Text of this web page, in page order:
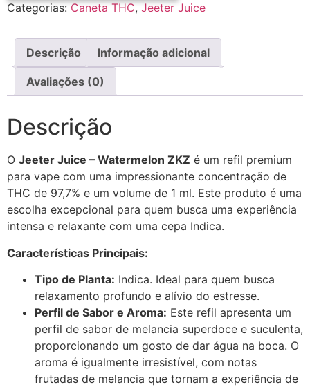
Categorias: Caneta THC, Jeeter Juice
Descrição Informação adicional
Avaliações (0)
Descrição
O Jeeter Juice – Watermelon ZKZ é um refil premium
para vape com uma impressionante concentração de
THC de 97,7% e um volume de 1 ml. Este produto é uma
escolha excepcional para quem busca uma experiência
intensa e relaxante com uma cepa Indica.
Características Principais:
Tipo de Planta: Indica. Ideal para quem busca
relaxamento profundo e alívio do estresse.
Perfil de Sabor e Aroma: Este refil apresenta um
perfil de sabor de melancia superdoce e suculenta,
proporcionando um gosto de dar água na boca. O
aroma é igualmente irresistível, com notas
frutadas de melancia que tornam a experiência de